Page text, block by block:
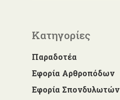
Κατηγορίες
Παραδοτέα
Εφορία Αρθροπόδων
Εφορία Σπονδυλωτών